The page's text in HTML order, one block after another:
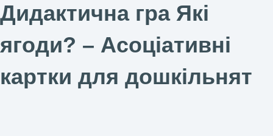
Дидактична гра Які
ягоди? – Асоціативні
картки для дошкільнят